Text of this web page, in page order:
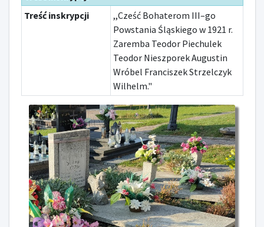
Treść inskrypcji
,,Cześć Bohaterom III–go
Powstania Śląskiego w 1921 r.
Zaremba Teodor Piechulek
Teodor Nieszporek Augustin
Wróbel Franciszek Strzelczyk
Wilhelm."